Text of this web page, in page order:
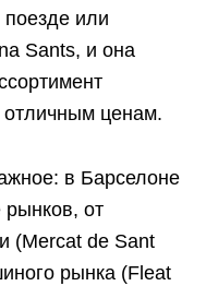
или
Sants, и она
ценам.
в Барселоне
рынков, от
(Mercat de Sant
рынка (Fleat